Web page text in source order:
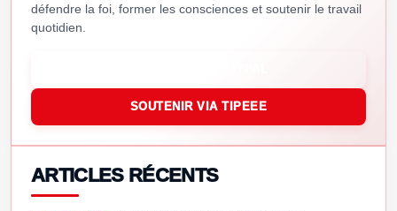
défendre la foi, former les consciences et soutenir le travail
quotidien.
SOUTENIR VIA TIPEEE
ARTICLES RÉCENTS